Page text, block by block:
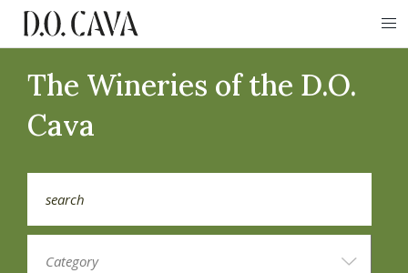
The Wineries of the D.O.
Cava